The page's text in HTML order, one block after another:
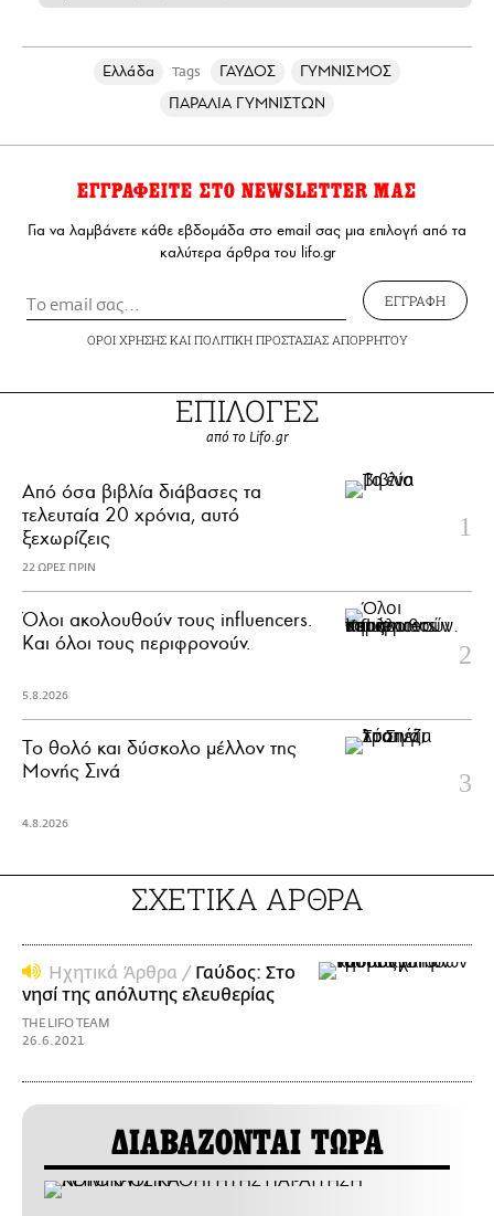
Ελλάδα Tags ΓΑΥΔΟΣ
ΓΥΜΝΙΣΜΟΣ
ΠΑΡΑΛΙΑ ΓΥΜΝΙΣΤΩΝ
ΕΓΓΡΑΦΕΙΤΕ ΣΤΟ NEWSLETTER ΜΑΣ
Για να λαμβάνετε κάθε εβδομάδα στο email σας μια επιλογή από τα
καλύτερα άρθρα του lifo.gr
ΕΓΓΡΑΦΗ
ΟΡΟΙ ΧΡΗΣΗΣΚΑΙ ΠΟΛΙΤΙΚΗ ΠΡΟΣΤΑΣΙΑΣ ΑΠΟΡΡΗΤΟΥ
ΕΠΙΛΟΓΕΣ
από το Lifo.gr
Από όσα βιβλία διάβασες τα
τελευταία 20 χρόνια, αυτό
ξεχωρίζεις
22 ΩΡΕΣ ΠΡΙΝ
Όλοι ακολουθούν τους influencers.
Και όλοι τους περιφρονούν.
5.8.2026
Το θολό και δύσκολο μέλλον της
Μονής Σινά
4.8.2026
ΣΧΕΤΙΚΑ ΑΡΘΡΑ
Ηχητικά Άρθρα / Γαύδος: Στο
νησί της απόλυτης ελευθερίας
THE LIFO TEAM
26.6.2021
ΔΙΑΒΑΖΟΝΤΑΙ ΤΩΡΑ